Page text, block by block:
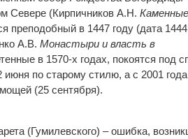
Севере (Кирпичников А.Н.Каменные
преподобный в 1447 году (дата 1444
А.В.Монастыри и власть в
в 1570-х годах, покоятся под
по старому стилю, а с 2001 года
(25 сентября).
(Гумилевского) – ошибка,